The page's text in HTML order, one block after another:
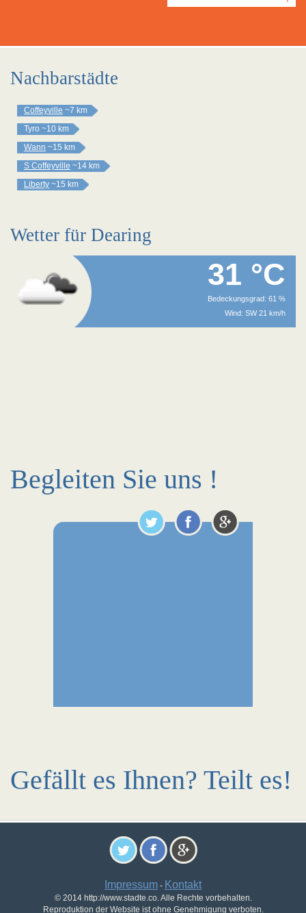
Nachbarstädte
Coffeyville ~7 km
Tyro ~10 km
Wann ~15 km
S Coffeyville ~14 km
Liberty ~15 km
Wetter für Dearing
31 °C
Bedeckungsgrad: 61 %
Wind: SW 21 km/h
Begleiten Sie uns !
Gefällt es Ihnen? Teilt es!
Impressum - Kontakt
© 2014 http://www.stadte.co. Alle Rechte vorbehalten.
Reproduktion der Website ist ohne Genehmigung verboten.